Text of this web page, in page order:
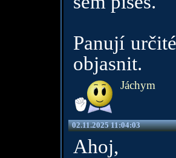
Panují
objasnit.
Jáchym
02.11.2025 11:04:03
Ahoj,